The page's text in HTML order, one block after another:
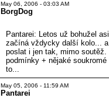
May 06, 2006 - 03:03 AM
BorgDog
Pantarei: Letos už bohužel
začíná vždycky další kolo...
poslat i jen tak, mimo
podmínky + nějaké
to...
May 05, 2006 - 11:59 AM
Pantarei